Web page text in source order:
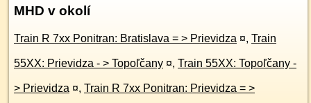
MHD v okolí
Train R 7xx Ponitran: Bratislava = > Prievidza ¤, Train
55XX: Prievidza - > Topoľčany ¤, Train 55XX: Topoľčany -
> Prievidza ¤, Train R 7xx Ponitran: Prievidza = >